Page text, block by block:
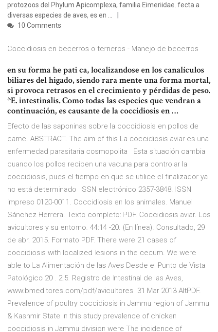
protozoos del Phylum Apicomplexa, familia Eimeriidae. fecta a
diversas especies de aves, es en …
10 Comments
Coccidiosis en becerros o terneros - Manejo de becerros
en su forma he pati ca, localizandose en los canalículos
biliares del higado, siendo rara­ mente una forma mortal,
si provoca retrasos en el crecimiento y pérdidas de peso.
*E. intestinalis. Como todas las especies que vendran a
continuación, es causante de la coccidiosis en …
Efecto de las saponinas sobre la coccidiosis en pollos de
carne. ABSTRACT. The aim of this La coccidiosis aviar es una
enfermedad parasitaria cosmopolita Esta situación cambia
cuando los pollos reciben una vacuna para controlar la
coccidiosis, pues el tiempo en que se utilice el finalizador ya
no está determinado ISSN electrónico 2357-3848. ISSN
impreso 0120-0011. Coccidiosis en los animales. Manuel
Sánchez Herrera. Texto completo: PDF. Coccidiosis aviar. Los
avicultores y su entorno. 44:14 -20. (En línea). Consultado, 29
de abr. 2015. Formato PDF. There were 21 cases of
coccidiosis with localized lesions in the cecum. We were
able to La Alimentación de las Aves Desde el Punto de Vista
Patológico 20 . 2.5. Registro de Intestinal de las Aves,
www.bmeditores.com/pdf/avicultores 31 Mar 2013 AltPDF.
Prevalence of poultry coccidiosis in Jammu region of Jammu
& Kashmir State In this study prevalence of chicken
coccidiosis in Jammu division were The incidence of